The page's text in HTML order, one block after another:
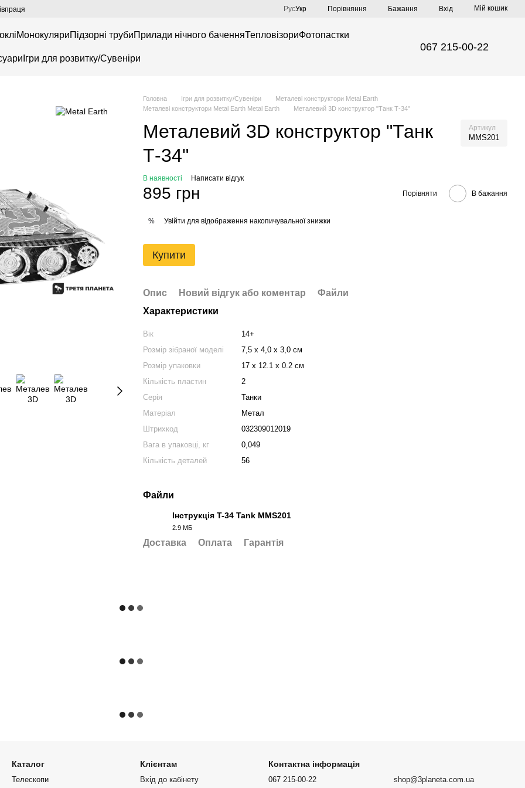
РусУкр Порівняння Бажання Вхід Мій кошик
МонокуляриПідзорні трубиПрилади нічного баченняТепловізориФотопастки
Ігри для розвитку/Сувеніри
067 215-00-22
Головна Ігри для розвитку/Сувеніри
Металеві конструктори Metal Earth
Металеві конструктори Metal Earth Metal Earth
Металевий 3D конструктор "Танк Т-34"
Металевий 3D конструктор "Танк
Т-34"
Артикул
MMS201
В наявності Написати відгук
895 грн Порівняти В бажання
% Увійти для відображення накопичувальної знижки
Купити
Опис Новий відгук або коментар
Файли
Характеристики
Вік
14+
Розмір зібраної моделі
7,5 х 4,0 х 3,0 см
Розмір упаковки
17 х 12.1 х 0.2 см
Кількість пластин
2
Серія
Танки
Матеріал
Метал
Штрихкод
032309012019
Вага в упаковці, кг
0,049
Кількість деталей
56
Файли
Інструкція T-34 Tank MMS201
2.9 МБ
Доставка Оплата Гарантія
Каталог
Телескопи
Клієнтам
Вхід до кабінету
Контактна інформація
067 215-00-22 shop@3planeta.com.ua